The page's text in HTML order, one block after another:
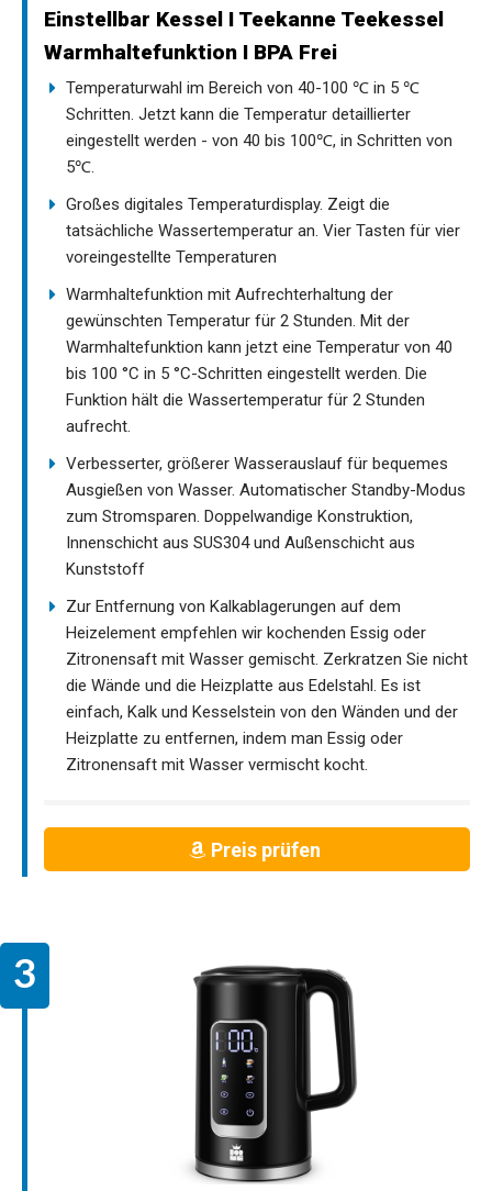
Einstellbar Kessel I Teekanne Teekessel
Warmhaltefunktion I BPA Frei
Temperaturwahl im Bereich von 40-100 ℃ in 5 ℃
Schritten. Jetzt kann die Temperatur detaillierter
eingestellt werden - von 40 bis 100℃, in Schritten von
5℃.
Großes digitales Temperaturdisplay. Zeigt die
tatsächliche Wassertemperatur an. Vier Tasten für vier
voreingestellte Temperaturen
Warmhaltefunktion mit Aufrechterhaltung der
gewünschten Temperatur für 2 Stunden. Mit der
Warmhaltefunktion kann jetzt eine Temperatur von 40
bis 100 °C in 5 °C-Schritten eingestellt werden. Die
Funktion hält die Wassertemperatur für 2 Stunden
aufrecht.
Verbesserter, größerer Wasserauslauf für bequemes
Ausgießen von Wasser. Automatischer Standby-Modus
zum Stromsparen. Doppelwandige Konstruktion,
Innenschicht aus SUS304 und Außenschicht aus
Kunststoff
Zur Entfernung von Kalkablagerungen auf dem
Heizelement empfehlen wir kochenden Essig oder
Zitronensaft mit Wasser gemischt. Zerkratzen Sie nicht
die Wände und die Heizplatte aus Edelstahl. Es ist
einfach, Kalk und Kesselstein von den Wänden und der
Heizplatte zu entfernen, indem man Essig oder
Zitronensaft mit Wasser vermischt kocht.
Preis prüfen